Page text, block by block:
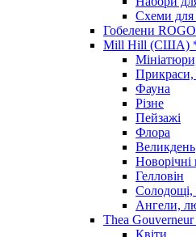
Схеми для
Гобелени
Mill Hill (США)
Прикраси,
Фауна
Різне
Пейзажі
Флора
Великдень
Новорічні
Гелловін
Солодощі,
Ангели,
Thea Gouverneur
Квіти